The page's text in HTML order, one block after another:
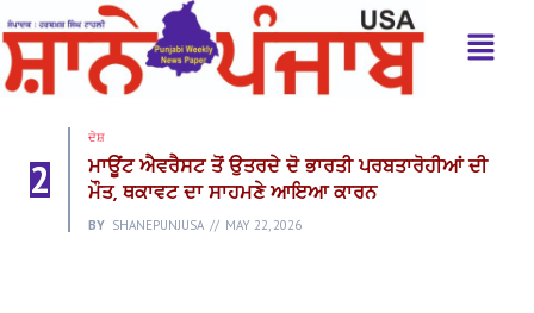
2
ਦੇਸ਼
ਮਾਊਂਟ ਐਵਰੈਸਟ ਤੋਂ ਉਤਰਦੇ ਦੋ ਭਾਰਤੀ ਪਰਬਤਾਰੋਹੀਆਂ ਦੀ
ਮੌਤ, ਥਕਾਵਟ ਦਾ ਸਾਹਮਣੇ ਆਇਆ ਕਾਰਨ
BY SHANEPUNJUSA MAY 22, 2026